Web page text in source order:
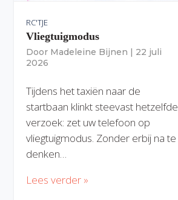
RC'TJE
Vliegtuigmodus
Door Madeleine Bijnen | 22 juli
2026
Tijdens het taxiën naar de
startbaan klinkt steevast hetzelfde
verzoek: zet uw telefoon op
vliegtuigmodus. Zonder erbij na te
denken…
Lees verder »